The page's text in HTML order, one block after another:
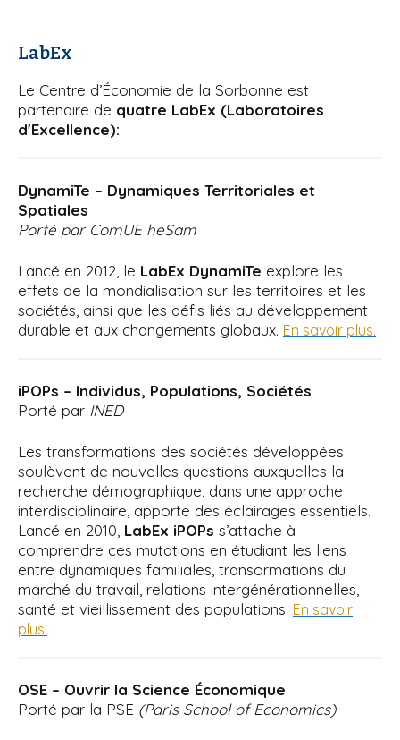
LabEx
Le Centre d’Économie de la Sorbonne est
partenaire de quatre LabEx (Laboratoires
d'Excellence):
DynamiTe – Dynamiques Territoriales et
Spatiales
Porté par ComUE heSam
Lancé en 2012, le LabEx DynamiTe explore les
effets de la mondialisation sur les territoires et les
sociétés, ainsi que les défis liés au développement
durable et aux changements globaux. En savoir plus.
iPOPs – Individus, Populations, Sociétés
Porté par INED
Les transformations des sociétés développées
soulèvent de nouvelles questions auxquelles la
recherche démographique, dans une approche
interdisciplinaire, apporte des éclairages essentiels.
Lancé en 2010, LabEx iPOPs s’attache à
comprendre ces mutations en étudiant les liens
entre dynamiques familiales, transormations du
marché du travail, relations intergénérationnelles,
santé et vieillissement des populations. En savoir
plus.
OSE – Ouvrir la Science Économique
Porté par la PSE (Paris School of Economics)